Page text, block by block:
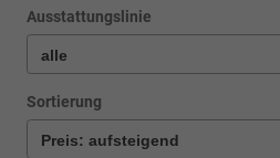
Ausstattungslinie
Sortierung